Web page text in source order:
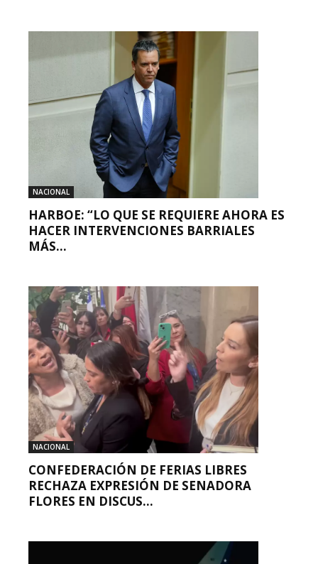
NACIONAL
HARBOE: “LO QUE SE REQUIERE AHORA ES
HACER INTERVENCIONES BARRIALES
MÁS...
NACIONAL
CONFEDERACIÓN DE FERIAS LIBRES
RECHAZA EXPRESIÓN DE SENADORA
FLORES EN DISCUS...